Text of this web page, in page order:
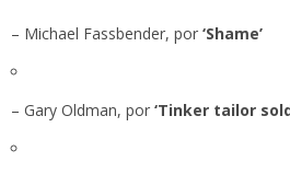
– Michael Fassbender, por ‘Shame’
– Gary Oldman, por ‘Tinker tailor